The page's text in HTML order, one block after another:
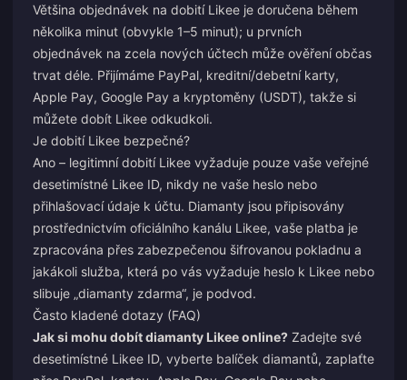
Většina objednávek na dobití Likee je doručena během
několika minut (obvykle 1–5 minut); u prvních
objednávek na zcela nových účtech může ověření občas
trvat déle. Přijímáme PayPal, kreditní/debetní karty,
Apple Pay, Google Pay a kryptoměny (USDT), takže si
můžete dobít Likee odkudkoli.
Je dobití Likee bezpečné?
Ano – legitimní dobití Likee vyžaduje pouze vaše veřejné
desetimístné Likee ID, nikdy ne vaše heslo nebo
přihlašovací údaje k účtu. Diamanty jsou připisovány
prostřednictvím oficiálního kanálu Likee, vaše platba je
zpracována přes zabezpečenou šifrovanou pokladnu a
jakákoli služba, která po vás vyžaduje heslo k Likee nebo
slibuje „diamanty zdarma“, je podvod.
Často kladené dotazy (FAQ)
Jak si mohu dobít diamanty Likee online? Zadejte své
desetimístné Likee ID, vyberte balíček diamantů, zaplaťte